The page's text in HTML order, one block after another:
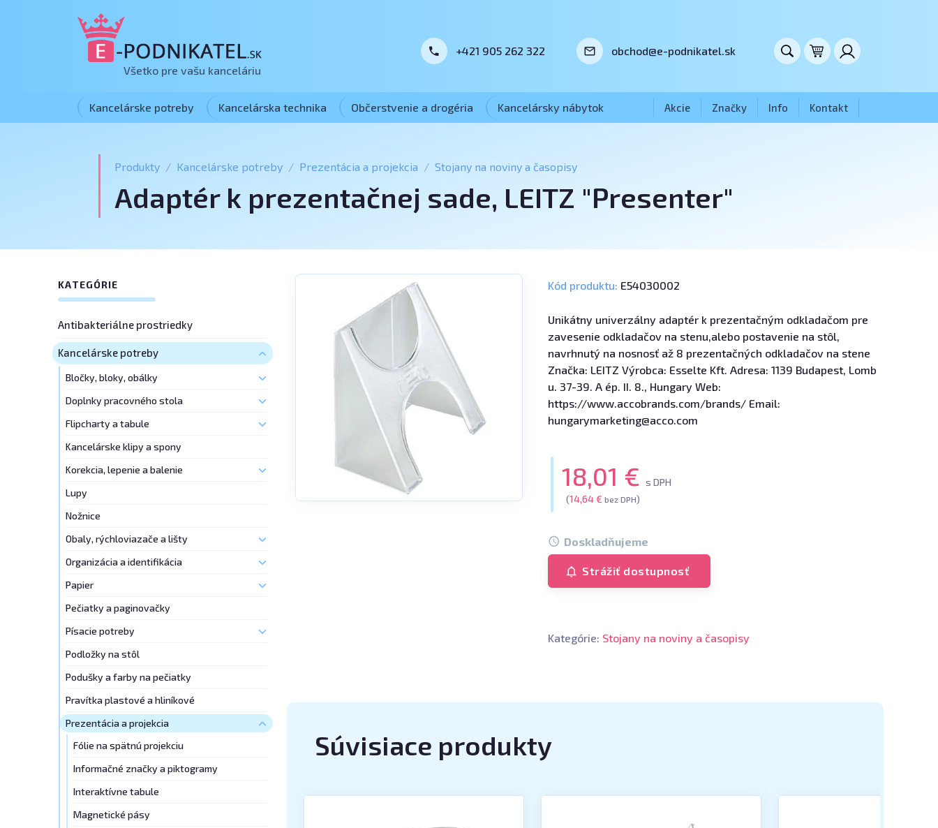
Všetko pre vašu kanceláriu
+421 905 262 322 obchod@e-podnikatel.sk
Kancelárske potreby Kancelárska technika Občerstvenie a drogéria Kancelársky nábytok Akcie Značky Info Kontakt
Produkty Kancelárske potreby Prezentácia a projekcia Stojany na noviny a časopisy
Adaptér k prezentačnej sade, LEITZ "Presenter"
KATEGÓRIE
Antibakteriálne prostriedky
Kancelárske potreby
Bločky, bloky, obálky
Doplnky pracovného stola
Flipcharty a tabule
Kancelárske klipy a spony
Korekcia, lepenie a balenie
Lupy
Nožnice
Obaly, rýchloviazače a lišty
Organizácia a identifikácia
Papier
Pečiatky a paginovačky
Písacie potreby
Podložky na stôl
Podušky a farby na pečiatky
Pravítka plastové a hliníkové
Prezentácia a projekcia
Fólie na spätnú projekciu
Informačné značky a piktogramy
Interaktívne tabule
Magnetické pásy
Kód produktu: E54030002
Unikátny univerzálny adaptér k prezentačným odkladačom pre
zavesenie odkladačov na stenu,alebo postavenie na stôl,
navrhnutý na nosnosť až 8 prezentačných odkladačov na stene
Značka: LEITZ Výrobca: Esselte Kft. Adresa: 1139 Budapest, Lomb
u. 37-39. A ép. II. 8., Hungary Web:
https://www.accobrands.com/brands/ Email:
hungarymarketing@acco.com
18,01 € s DPH
(14,64 € bez DPH)
Doskladňujeme
Strážiť dostupnosť
Kategórie: Stojany na noviny a časopisy
Súvisiace produkty